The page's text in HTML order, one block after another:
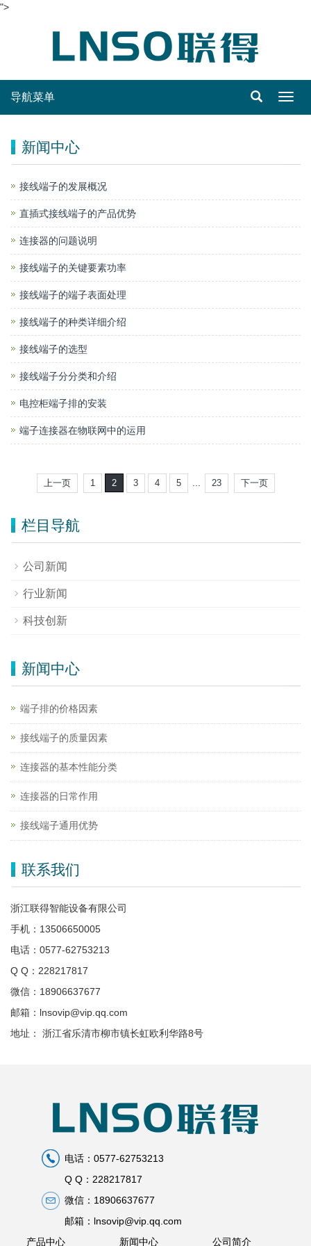
">
导航菜单
新闻中心
接线端子的发展概况
直插式接线端子的产品优势
连接器的问题说明
接线端子的关键要素功率
接线端子的端子表面处理
接线端子的种类详细介绍
接线端子的选型
接线端子分分类和介绍
电控柜端子排的安装
端子连接器在物联网中的运用
上一页 1 2 3 4 5 23 下一页
栏目导航
公司新闻
行业新闻
科技创新
新闻中心
端子排的价格因素
接线端子的质量因素
连接器的基本性能分类
连接器的日常作用
接线端子通用优势
联系我们
浙江联得智能设备有限公司
手机：13506650005
电话：0577-62753213
Q Q：228217817
微信：18906637677
邮箱：lnsovip@vip.qq.com
地址： 浙江省乐清市柳市镇长虹欧利华路8号
电话：0577-62753213
Q Q：228217817
微信：18906637677
邮箱：lnsovip@vip.qq.com
产品中心
新闻中心 公司简介